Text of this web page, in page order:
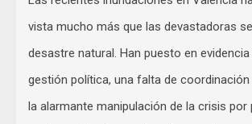
vista mucho más que las devastadoras
desastre natural. Han puesto en
gestión política, una falta de
la alarmante manipulación de la crisis por